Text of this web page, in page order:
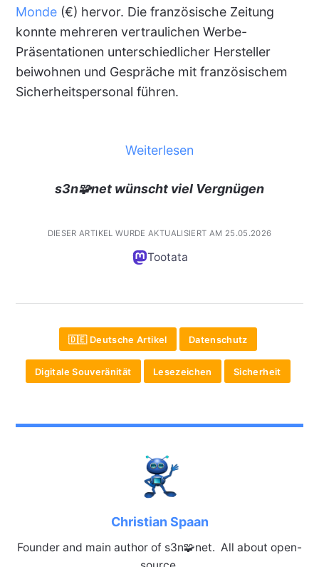
Monde(€) hervor. Die französische Zeitung
konnte mehreren vertraulichen Werbe-
Präsentationen unterschiedlicher Hersteller
beiwohnen und Gespräche mit französischem
Sicherheitspersonal führen.
Weiterlesen
s3n🧩net wünscht viel Vergnügen
DIESER ARTIKEL WURDE AKTUALISIERT AM 25.05.2026
Tootata
🇩🇪 Deutsche Artikel Datenschutz
Digitale Souveränität Lesezeichen Sicherheit
Christian Spaan
Founder and main author of s3n🧩net. All about open-